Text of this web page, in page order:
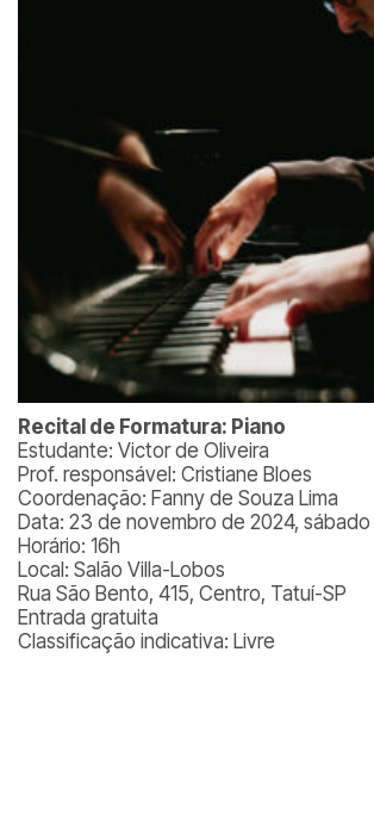
Recital de Formatura: Piano
Estudante: Victor de Oliveira
Prof. responsável: Cristiane Bloes
Coordenação: Fanny de Souza Lima
Data: 23 de novembro de 2024, sábado
Horário: 16h
Local: Salão Villa-Lobos
Rua São Bento, 415, Centro, Tatuí-SP
Entrada gratuita
Classificação indicativa: Livre